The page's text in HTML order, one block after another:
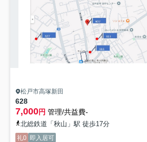
松戸市高塚新田
628
7,000円 管理/共益費-
北総鉄道「秋山」駅 徒歩17分
礼0 即入居可